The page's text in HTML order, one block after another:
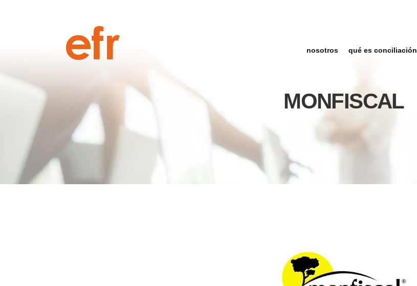
nosotros qué es conciliación
MONFISCAL